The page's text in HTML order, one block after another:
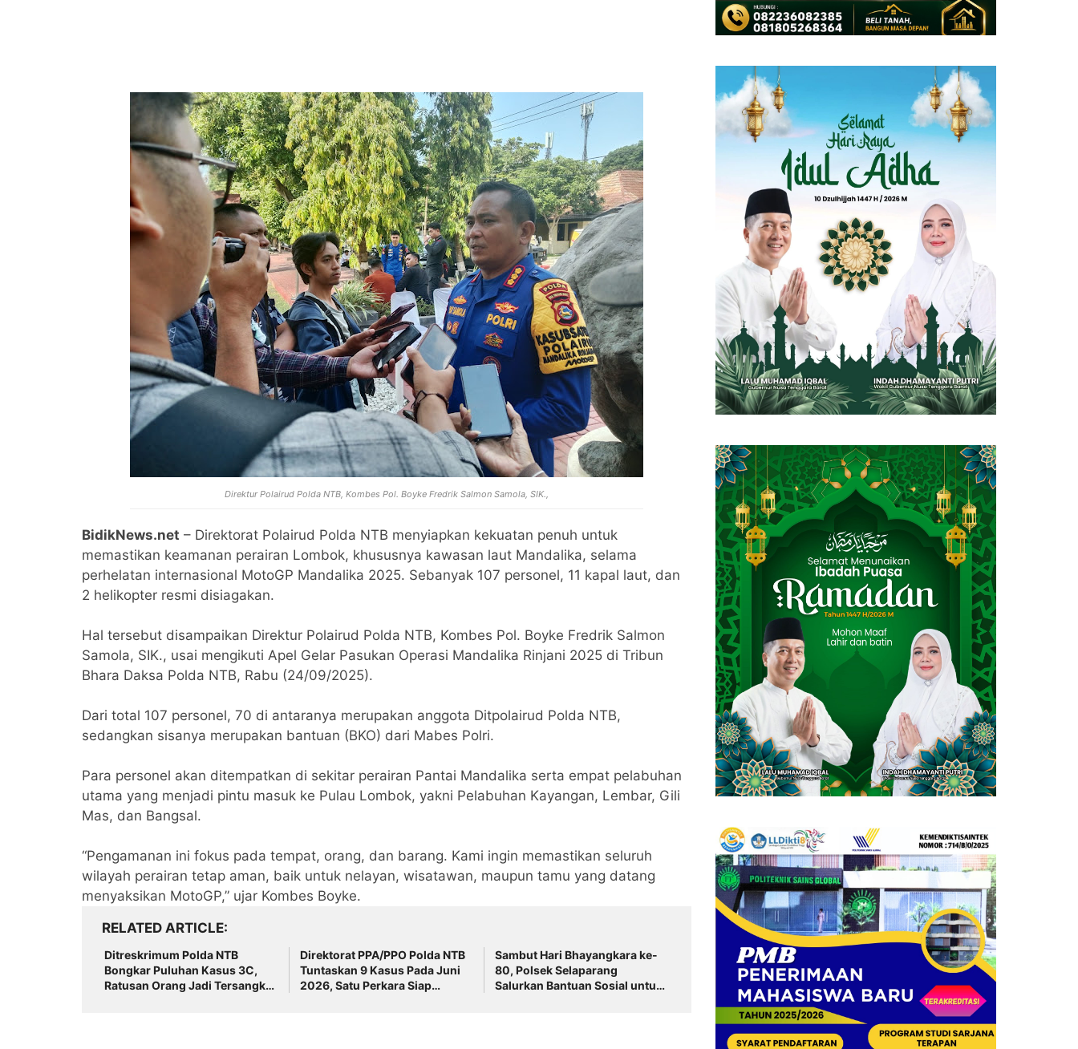
Direktur Polairud Polda NTB, Kombes Pol. Boyke Fredrik Salmon Samola, SIK.,
BidikNews.net – Direktorat Polairud Polda NTB menyiapkan kekuatan penuh untuk
memastikan keamanan perairan Lombok, khususnya kawasan laut Mandalika, selama
perhelatan internasional MotoGP Mandalika 2025. Sebanyak 107 personel, 11 kapal laut, dan
2 helikopter resmi disiagakan.
‎Hal tersebut disampaikan Direktur Polairud Polda NTB, Kombes Pol. Boyke Fredrik Salmon
Samola, SIK., usai mengikuti Apel Gelar Pasukan Operasi Mandalika Rinjani 2025 di Tribun
Bhara Daksa Polda NTB, Rabu (24/09/2025).
‎Dari total 107 personel, 70 di antaranya merupakan anggota Ditpolairud Polda NTB,
sedangkan sisanya merupakan bantuan (BKO) dari Mabes Polri.
‎Para personel akan ditempatkan di sekitar perairan Pantai Mandalika serta empat pelabuhan
utama yang menjadi pintu masuk ke Pulau Lombok, yakni Pelabuhan Kayangan, Lembar, Gili
Mas, dan Bangsal.
‎“Pengamanan ini fokus pada tempat, orang, dan barang. Kami ingin memastikan seluruh
wilayah perairan tetap aman, baik untuk nelayan, wisatawan, maupun tamu yang datang
menyaksikan MotoGP,” ujar Kombes Boyke.
RELATED ARTICLE
Ditreskrimum Polda NTB
Bongkar Puluhan Kasus 3C,
Ratusan Orang Jadi Tersangka
Direktorat PPA/PPO Polda NTB
Tuntaskan 9 Kasus Pada Juni
2026, Satu Perkara Siap
‎Sambut Hari Bhayangkara ke-
80, Polsek Selaparang
Salurkan Bantuan Sosial untuk